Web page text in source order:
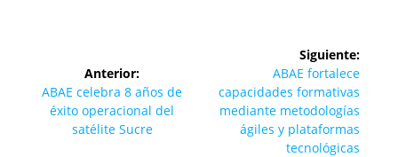
de
entradas
Anterior:
Entrada
anterior:
ABAE celebra 8 años de
éxito operacional del
satélite Sucre
Siguiente:
Siguiente
entrada:
ABAE fortalece
capacidades formativas
mediante metodologías
ágiles y plataformas
tecnológicas